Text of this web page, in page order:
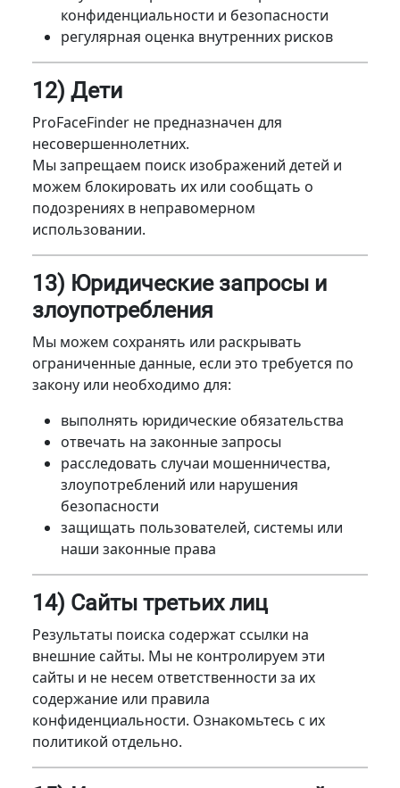
конфиденциальности и безопасности
регулярная оценка внутренних рисков
12) Дети
ProFaceFinder не предназначен для
несовершеннолетних.
Мы запрещаем поиск изображений детей и
можем блокировать их или сообщать о
подозрениях в неправомерном
использовании.
13) Юридические запросы и
злоупотребления
Мы можем сохранять или раскрывать
ограниченные данные, если это требуется по
закону или необходимо для:
выполнять юридические обязательства
отвечать на законные запросы
расследовать случаи мошенничества,
злоупотреблений или нарушения
безопасности
защищать пользователей, системы или
наши законные права
14) Сайты третьих лиц
Результаты поиска содержат ссылки на
внешние сайты. Мы не контролируем эти
сайты и не несем ответственности за их
содержание или правила
конфиденциальности. Ознакомьтесь с их
политикой отдельно.